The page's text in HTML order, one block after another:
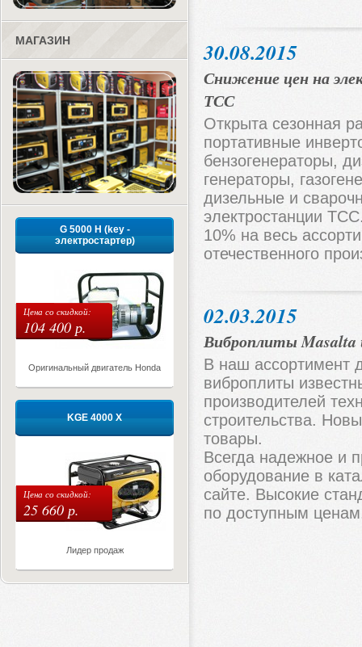
МАГАЗИН
G 5000 H (key -
электростартер)
Цена со скидкой:
104 400 р.
Оригинальный двигатель Honda
KGE 4000 X
Цена со скидкой:
25 660 р.
Лидер продаж
30.08.2015
Снижение цен на
ТСС
Открыта сезонная
портативные
бензогенераторы,
генераторы,
дизельные и
электростанции
10% на весь
отечественного
02.03.2015
Виброплиты Masalta
В наш ассортимент
виброплиты
производителей
строительства.
товары.
Всегда надежное и
оборудование в
сайте. Высокие
по доступным